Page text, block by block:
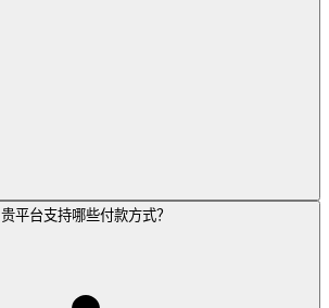
贵平台支持哪些付款方式？